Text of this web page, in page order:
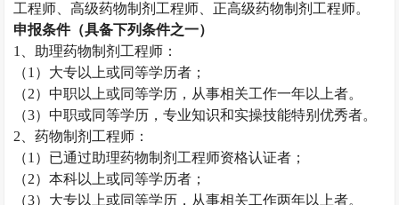
工程师、高级药物制剂工程师、正高级药物制剂工程师。
申报条件（具备下列条件之一）
1
、助理药物制剂工程师：
（1 ）大专以上或同等学历者；
（2）中职以上或同等学历，从事相关工作一年以上者。
（3）中职或同等学历，专业知识和实操技能特别优秀者。
2 、药物制剂工程师：
（1 ）已通过助理药物制剂工程师资格认证者；
（2）本科以上或同等学历者；
（3）大专以上或同等学历，从事相关工作两年以上者。